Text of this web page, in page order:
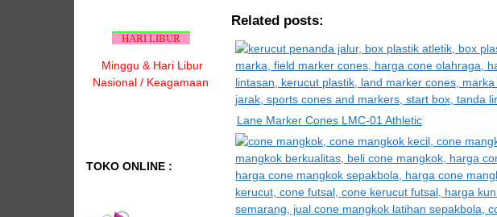
Related posts:
Lane Marker Cones LMC-01 Athletic
HARI LIBUR
Minggu & Hari Libur
Nasional / Keagamaan
TOKO ONLINE :